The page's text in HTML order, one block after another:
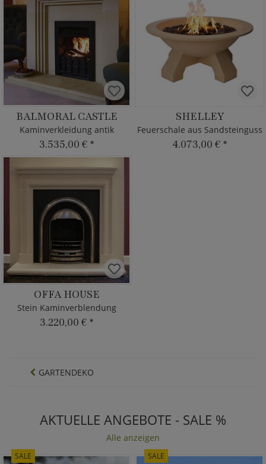
BALMORAL CASTLE
Kaminverkleidung antik
3.535,00 € *
SHELLEY
Feuerschale aus Sandsteinguss
4.073,00 € *
OFFA HOUSE
Stein Kaminverblendung
3.220,00 € *
GARTENDEKO
AKTUELLE ANGEBOTE - SALE %
Alle anzeigen
SALE SALE